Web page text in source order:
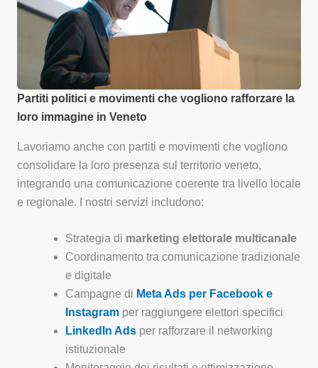
Partiti politici e movimenti che vogliono rafforzare la
loro immagine in Veneto
Lavoriamo anche con partiti e movimenti che vogliono
consolidare la loro presenza sul territorio veneto,
integrando una comunicazione coerente tra livello locale
e regionale. I nostri servizi includono:
Strategia di marketing elettorale multicanale
Coordinamento tra comunicazione tradizionale
e digitale
Campagne di Meta Ads per Facebook e
Instagram per raggiungere elettori specifici
LinkedIn Ads per rafforzare il networking
istituzionale